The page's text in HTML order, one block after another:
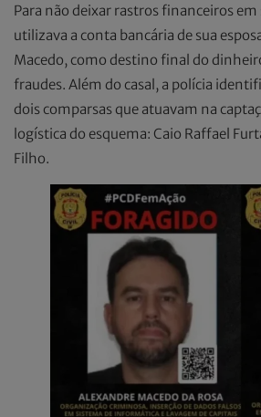
Para não deixar rastros financeiros
utilizava a conta bancária de sua
Macedo, como destino final do
fraudes. Além do casal, a polícia
dois comparsas que atuavam na
logística do esquema: Caio Raffael
Filho.